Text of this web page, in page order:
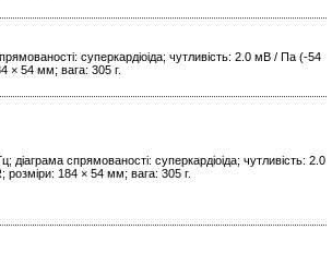
суперкардіоіда; чутливість: 2.0 мВ / Па (-54
× 54 мм; вага: 305 г.
спрямованості: суперкардіоіда; чутливість: 2.0
184 × 54 мм; вага: 305 г.